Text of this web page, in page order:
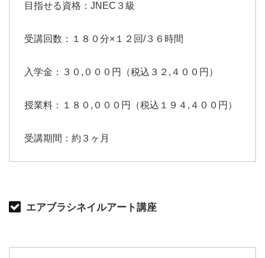
目指せる資格：JNEC３級
受講回数：１８０分×１２回/３６時間
入学金：３０,０００円（税込３２,４００円）
授業料：１８０,０００円（税込１９４,４００円）
受講期間：約３ヶ月
エアブラシネイルアート講座